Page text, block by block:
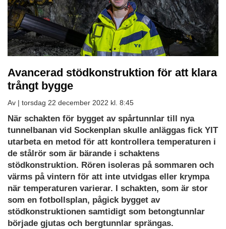
Avancerad stödkonstruktion för att klara
trångt bygge
Av | torsdag 22 december 2022 kl. 8:45
När schakten för bygget av spårtunnlar till nya
tunnelbanan vid Sockenplan skulle anläggas fick YIT
utarbeta en metod för att kontrollera temperaturen i
de stålrör som är bärande i schaktens
stödkonstruktion. Rören isoleras på sommaren och
värms på vintern för att inte utvidgas eller krympa
när temperaturen varierar. I schakten, som är stor
som en fotbollsplan, pågick bygget av
stödkonstruktionen samtidigt som betongtunnlar
började gjutas och bergtunnlar sprängas.